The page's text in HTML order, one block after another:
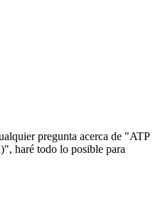
pregunta acerca de "ATP
haré todo lo posible para